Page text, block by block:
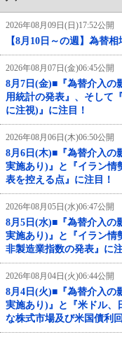
2026年08月09日(日)17:52公開
【8月10日～の週】為替
2026年08月07日(金)06:45公開
8月7日(金)■『為替介入の
用統計の発表』、そして
に注視)』に注目！
2026年08月06日(木)06:50公開
8月6日(木)■『為替介入の
実施あり)』と『イラン情
表を控える点』に注目！
2026年08月05日(水)06:47公開
8月5日(水)■『為替介入の
実施あり)』と『イラン情
非製造業指数の発表』に
2026年08月04日(火)06:44公開
8月4日(火)■『為替介入の
実施あり)』と『米ドル、
な株式市場及び米国債利